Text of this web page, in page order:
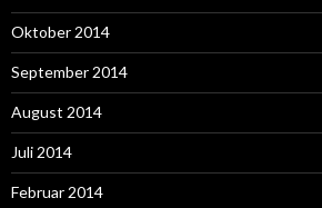
Oktober 2014
September 2014
August 2014
Juli 2014
Februar 2014